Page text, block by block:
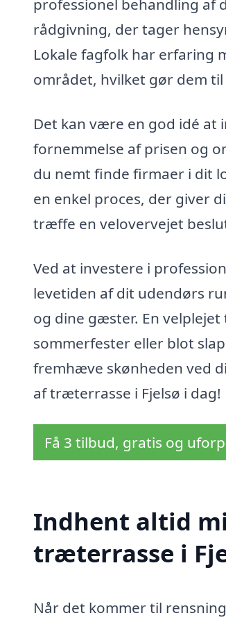
professionel behandling af
rådgivning, der tager
Lokale fagfolk har erfaring
området, hvilket gør dem
Det kan være en god idé at
fornemmelse af prisen og
du nemt finde firmaer i dit
en enkel proces, der giver
træffe en velovervejet
Ved at investere i
levetiden af dit udendørs
og dine gæster. En
sommerfester eller blot
fremhæve skønheden ved
af træterrasse i Fjelsø i dag!
Få 3 tilbud, gratis og
Indhent altid
træterrasse i
Når det kommer til